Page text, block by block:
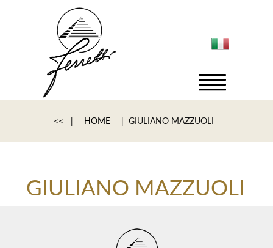
<< | HOME | GIULIANO MAZZUOLI
GIULIANO MAZZUOLI